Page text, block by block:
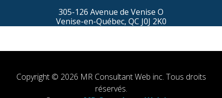
305-126 Avenue de Venise O
Venise-en-Québec, QC J0J 2K0
Copyright © 2026 MR Consultant Web inc. Tous droits
réservés.